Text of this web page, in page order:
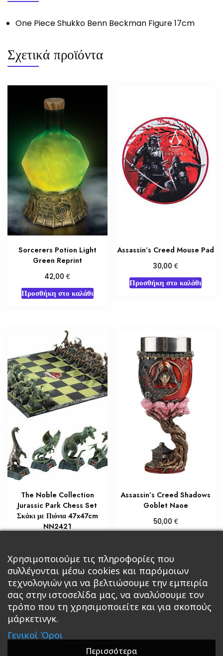
One Piece Shukko Benn Beckman Figure 17cm
Σχετικά προϊόντα
Sorcerers Potion Light
Green Reprint
42,00€
Προσθήκη στο καλάθι
Assassin’s Creed Mouse Pad
30,00€
Προσθήκη στο καλάθι
The Noble Collection
Jurassic Park Chess Set
Σκάκι με Πιόνια 47x47cm
NN2421
Διαβάστε περισσότερα
Assassin’s Creed Shadows
Goblet Naoe
50,00 €
Κεντρική Βιβλία
Roleplaying Games Ψυχαγωγία Εκδόσεις Βάρδος
Σε Προσφορά
Χρησιμοποιούμε τις πληροφορίες που
συλλέγονται μέσω cookies και παρόμοιων
τεχνολογιών για να βελτιώσουμε την εμπειρία
σας στην ιστοσελίδα μας, να αναλύσουμε τον
τρόπο που τη χρησιμοποιείτε και για σκοπούς
μάρκετινγκ.
Γενικοί Όροι
Περισσότερα